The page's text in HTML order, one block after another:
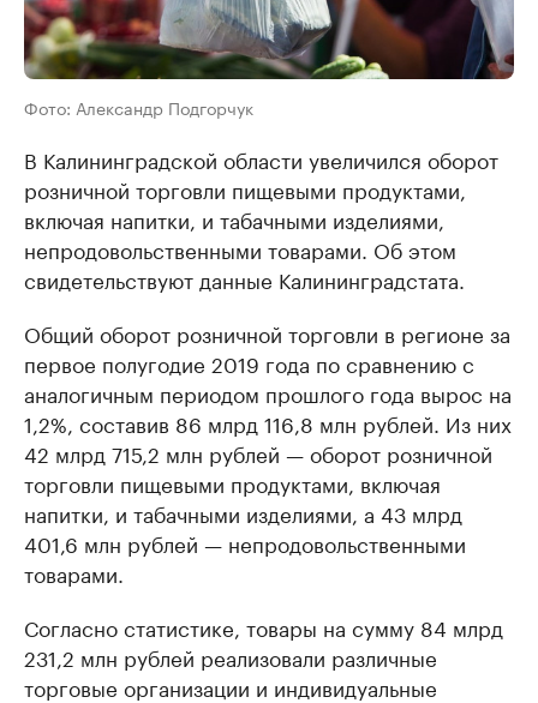
Фото: Александр Подгорчук
В Калининградской области увеличился оборот
розничной торговли пищевыми продуктами,
включая напитки, и табачными изделиями,
непродовольственными товарами. Об этом
свидетельствуют данные Калининградстата.
Общий оборот розничной торговли в регионе за
первое полугодие 2019 года по сравнению с
аналогичным периодом прошлого года вырос на
1,2%, составив 86 млрд 116,8 млн рублей. Из них
42 млрд 715,2 млн рублей — оборот розничной
торговли пищевыми продуктами, включая
напитки, и табачными изделиями, а 43 млрд
401,6 млн рублей — непродовольственными
товарами.
Согласно статистике, товары на сумму 84 млрд
231,2 млн рублей реализовали различные
торговые организации и индивидуальные